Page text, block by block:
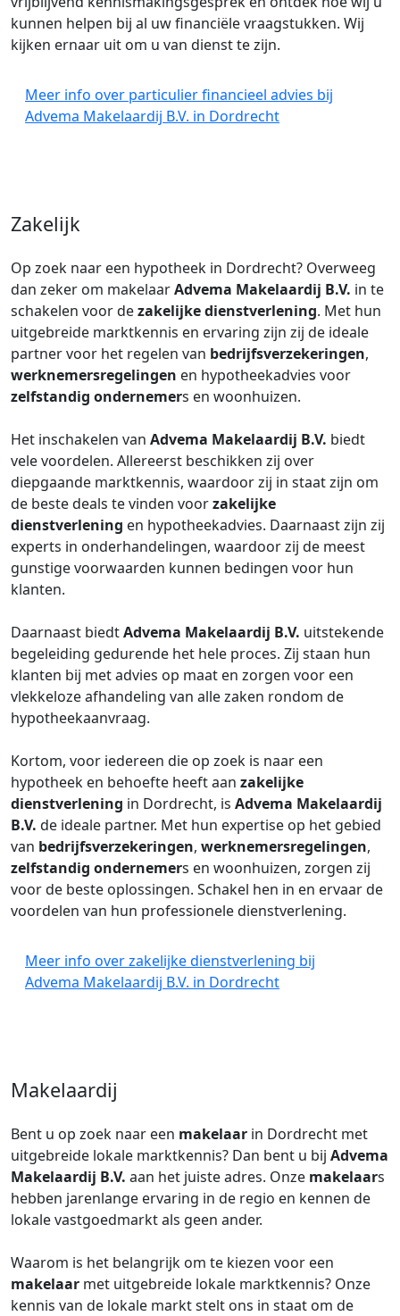
kunnen helpen bij al uw financiële vraagstukken. Wij
kijken ernaar uit om u van dienst te zijn.
Meer info over particulier financieel advies bij
Advema Makelaardij B.V. in Dordrecht
Zakelijk
Op zoek naar een hypotheek in Dordrecht? Overweeg
dan zeker om makelaarAdvema Makelaardij B.V. in te
schakelen voor dezakelijke dienstverlening. Met hun
uitgebreide marktkennis en ervaring zijn zij de ideale
partner voor het regelen van bedrijfsverzekeringen,
werknemersregelingen en hypotheekadvies voor
zelfstandig ondernemers en woonhuizen.
Het inschakelen van Advema Makelaardij B.V. biedt
vele voordelen. Allereerst beschikken zij over
diepgaande marktkennis, waardoor zij in staat zijn om
de beste deals te vinden voorzakelijke
dienstverlening en hypotheekadvies. Daarnaast zijn zij
experts in onderhandelingen, waardoor zij de meest
gunstige voorwaarden kunnen bedingen voor hun
klanten.
Daarnaast biedtAdvema Makelaardij B.V. uitstekende
begeleiding gedurende het hele proces. Zij staan hun
klanten bij met advies op maat en zorgen voor een
vlekkeloze afhandeling van alle zaken rondom de
hypotheekaanvraag.
Kortom, voor iedereen die op zoek is naar een
hypotheek en behoefte heeft aan zakelijke
dienstverlening in Dordrecht, is Advema Makelaardij
B.V. de ideale partner. Met hun expertise op het gebied
van bedrijfsverzekeringen, werknemersregelingen,
zelfstandig ondernemers en woonhuizen, zorgen zij
voor de beste oplossingen. Schakel hen in en ervaar de
voordelen van hun professionele dienstverlening.
Meer info over zakelijke dienstverlening bij
Advema Makelaardij B.V. in Dordrecht
Makelaardij
Bent u op zoek naar een makelaar in Dordrecht met
uitgebreide lokale marktkennis? Dan bent u bij Advema
Makelaardij B.V. aan het juiste adres. Onze makelaars
hebben jarenlange ervaring in de regio en kennen de
lokale vastgoedmarkt als geen ander.
Waarom is het belangrijk om te kiezen voor een
makelaar met uitgebreide lokale marktkennis? Onze
kennis van de lokale markt stelt ons in staat om de